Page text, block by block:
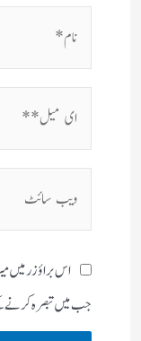
اس براؤزر میں
جب میں تبصرہ